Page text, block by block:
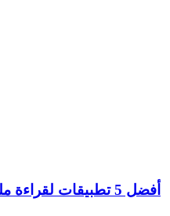
أفضل 5 تطبيقات